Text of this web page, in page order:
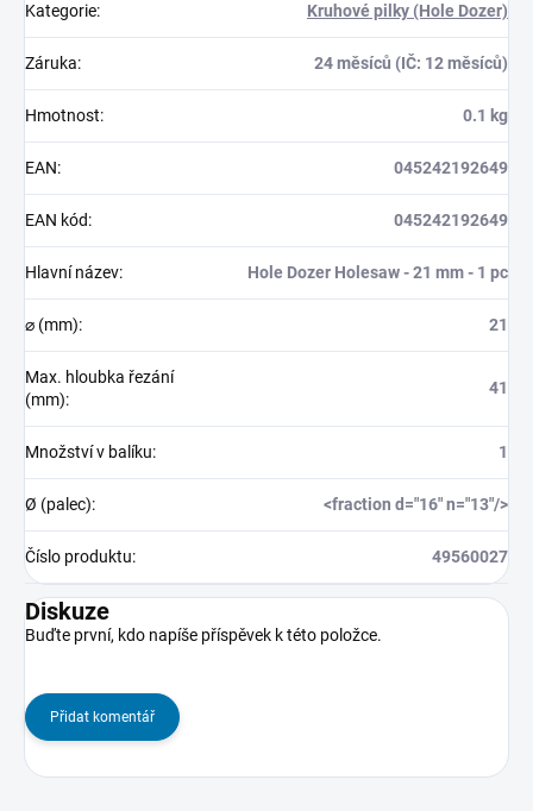
Kategorie: Kruhové pilky (Hole Dozer)
Záruka: 24 měsíců (IČ: 12 měsíců)
Hmotnost: 0.1 kg
EAN: 045242192649
EAN kód: 045242192649
Hlavní název: Hole Dozer Holesaw - 21 mm - 1 pc
⌀ (mm): 21
Max. hloubka řezání
(mm):
41
Množství v balíku: 1
Ø (palec): <fraction d="16" n="13"/>
Číslo produktu: 49560027
Diskuze
Buďte první, kdo napíše příspěvek k této položce.
Přidat komentář